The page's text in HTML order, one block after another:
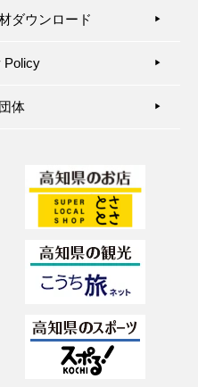
ダウンロード ▶︎
Policy ▶︎
体 ▶︎